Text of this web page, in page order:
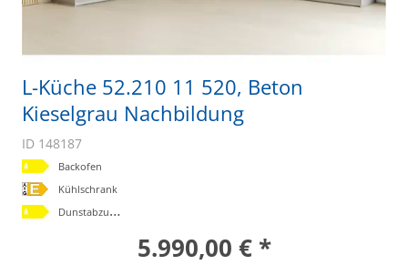
L-Küche 52.210 11 520, Beton
Kieselgrau Nachbildung
ID 148187
Backofen
Kühlschrank
D
unstabzugshaube
5.990,00 € *